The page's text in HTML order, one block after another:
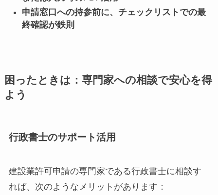
申請窓口への持参前に、チェックリストでの最
終確認が鉄則
困ったときは：専門家への相談で安心を得
よう
行政書士のサポート活用
建設業許可申請の専門家である行政書士に相談す
れば、次のようなメリットがあります：